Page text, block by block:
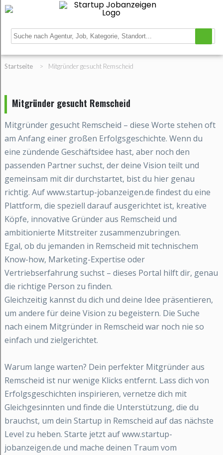
Startseite > Mitgründer gesucht Remscheid
Mitgründer gesucht Remscheid
Mitgründer gesucht Remscheid – diese Worte stehen oft
am Anfang einer großen Erfolgsgeschichte. Wenn du
eine zündende Geschäftsidee hast, aber noch den
passenden Partner suchst, der deine Vision teilt und
gemeinsam mit dir durchstartet, bist du hier genau
richtig. Auf www.startup-jobanzeigen.de findest du eine
Plattform, die speziell darauf ausgerichtet ist, kreative
Köpfe, innovative Gründer aus Remscheid und
ambitionierte Mitstreiter zusammenzubringen.
Egal, ob du jemanden in Remscheid mit technischem
Know-how, Marketing-Expertise oder
Vertriebserfahrung suchst – dieses Portal hilft dir, genau
die richtige Person zu finden.
Gleichzeitig kannst du dich und deine Idee präsentieren,
um andere für deine Vision zu begeistern. Die Suche
nach einem Mitgründer in Remscheid war noch nie so
einfach und zielgerichtet.
Warum lange warten? Dein perfekter Mitgründer aus
Remscheid ist nur wenige Klicks entfernt. Lass dich von
Erfolgsgeschichten inspirieren, vernetze dich mit
Gleichgesinnten und finde die Unterstützung, die du
brauchst, um dein Startup in Remscheid auf das nächste
Level zu heben. Starte jetzt auf www.startup-
jobanzeigen.de und mache deinen Traum vom